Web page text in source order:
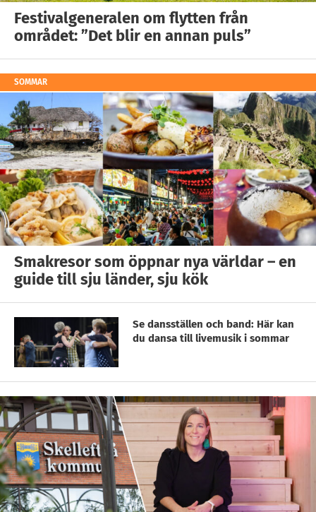
Festivalgeneralen om flytten från
området: ”Det blir en annan puls”
SOMMAR
Smakresor som öppnar nya världar – en
guide till sju länder, sju kök
Se dansställen och band: Här kan
du dansa till livemusik i sommar